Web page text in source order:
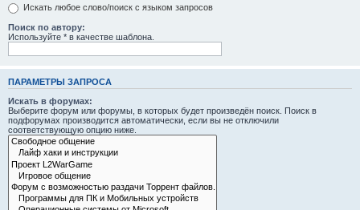
Искать любое слово/поиск с языком запросов
Поиск по автору:
Используйте * в качестве шаблона.
ПАРАМЕТРЫ ЗАПРОСА
Искать в форумах:
Выберите форум или форумы, в которых будет произведён поиск. Поиск в
подфорумах производится автоматически, если вы не отключили
соответствующую опцию ниже.